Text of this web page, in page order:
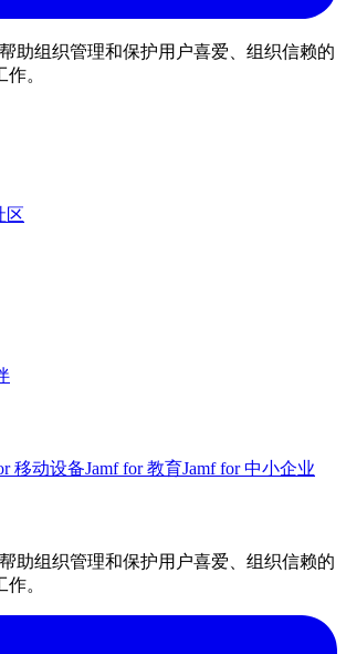
助组织管理和保护用户喜爱、组织信赖的
。
区
移动设备Jamf for 教育Jamf for 中小企业
助组织管理和保护用户喜爱、组织信赖的
。